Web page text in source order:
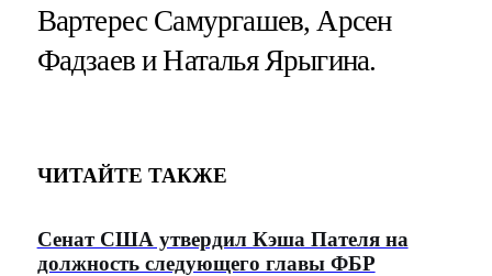
Вартерес Самургашев, Арсен
Фадзаев и Наталья Ярыгина.
ЧИТАЙТЕ ТАКЖЕ
Сенат США утвердил Кэша Пателя на
должность следующего главы ФБР